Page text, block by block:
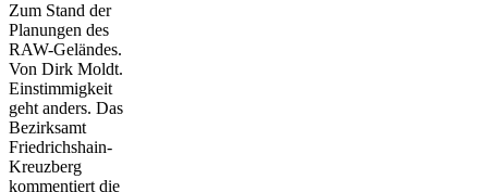
Zum Stand der
Planungen des
RAW-Geländes.
Von Dirk Moldt.
Einstimmigkeit
geht anders. Das
Bezirksamt
Friedrichshain-
Kreuzberg
kommentiert die